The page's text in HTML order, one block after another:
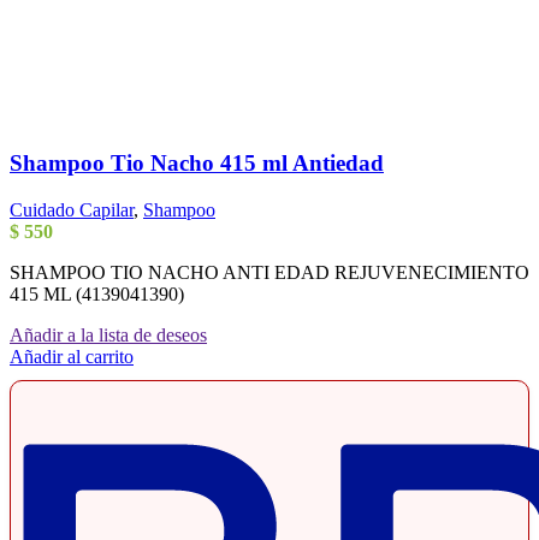
Shampoo Tio Nacho 415 ml Antiedad
Cuidado Capilar, Shampoo
$ 550
SHAMPOO TIO NACHO ANTI EDAD REJUVENECIMIENTO
415 ML (4139041390)
Añadir a la lista de deseos
Añadir al carrito